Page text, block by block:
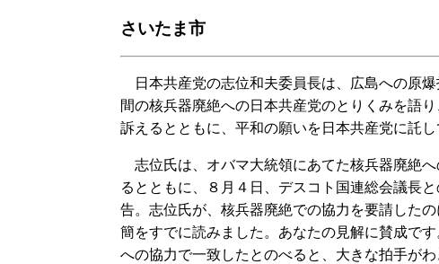
さいたま市
日本共産党の志位和夫委員長は、広島への原
間の核兵器廃絶への日本共産党のとりくみを語
訴えるとともに、平和の願いを日本共産党に託
志位氏は、オバマ大統領にあてた核兵器廃絶
るとともに、８月４日、デスコト国連総会議長
告。志位氏が、核兵器廃絶での協力を要請した
簡をすでに読みました。あなたの見解に賛成で
への協力で一致したとのべると、大きな拍手がわ